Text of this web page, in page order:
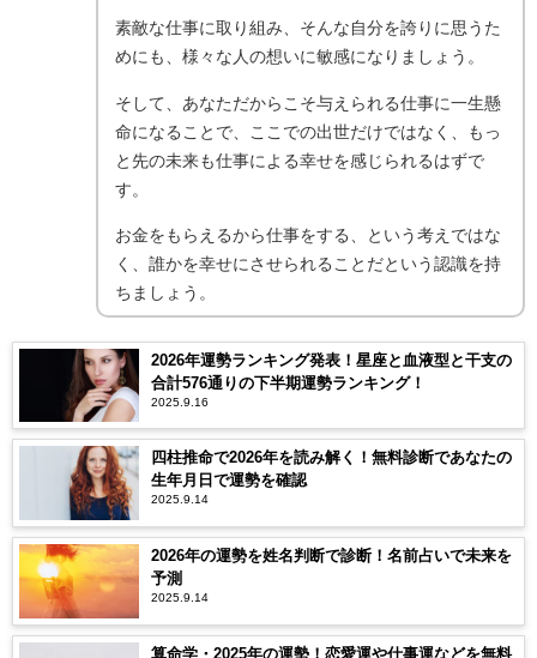
素敵な仕事に取り組み、そんな自分を誇りに思うた
めにも、様々な人の想いに敏感になりましょう。
そして、あなただからこそ与えられる仕事に一生懸
命になることで、ここでの出世だけではなく、もっ
と先の未来も仕事による幸せを感じられるはずで
す。
お金をもらえるから仕事をする、という考えではな
く、誰かを幸せにさせられることだという認識を持
ちましょう。
2026年運勢ランキング発表！星座と血液型と干支の
合計576通りの下半期運勢ランキング！
2025.9.16
四柱推命で2026年を読み解く！無料診断であなたの
生年月日で運勢を確認
2025.9.14
2026年の運勢を姓名判断で診断！名前占いで未来を
予測
2025.9.14
算命学・2025年の運勢！恋愛運や仕事運などを無料